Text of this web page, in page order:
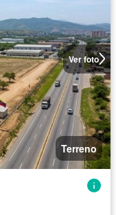
Ver foto
Terreno